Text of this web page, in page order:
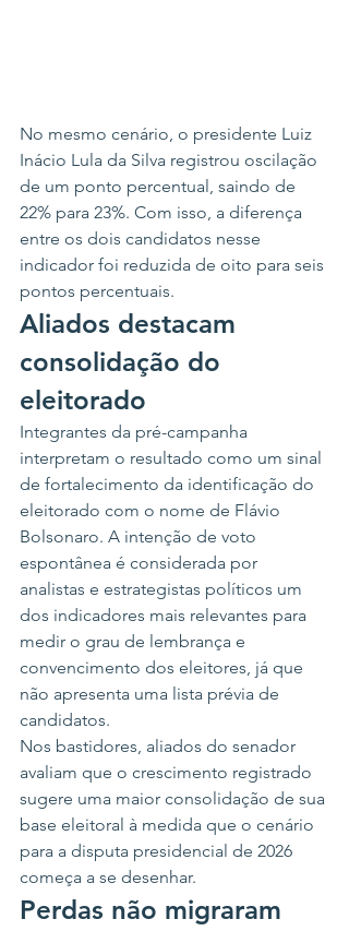
No mesmo cenário, o presidente Luiz
Inácio Lula da Silva registrou oscilação
de um ponto percentual, saindo de
22% para 23%. Com isso, a diferença
entre os dois candidatos nesse
indicador foi reduzida de oito para seis
pontos percentuais.
Aliados destacam
consolidação do
eleitorado
Integrantes da pré-campanha
interpretam o resultado como um sinal
de fortalecimento da identificação do
eleitorado com o nome de Flávio
Bolsonaro. A intenção de voto
espontânea é considerada por
analistas e estrategistas políticos um
dos indicadores mais relevantes para
medir o grau de lembrança e
convencimento dos eleitores, já que
não apresenta uma lista prévia de
candidatos.
Nos bastidores, aliados do senador
avaliam que o crescimento registrado
sugere uma maior consolidação de sua
base eleitoral à medida que o cenário
para a disputa presidencial de 2026
começa a se desenhar.
Perdas não migraram